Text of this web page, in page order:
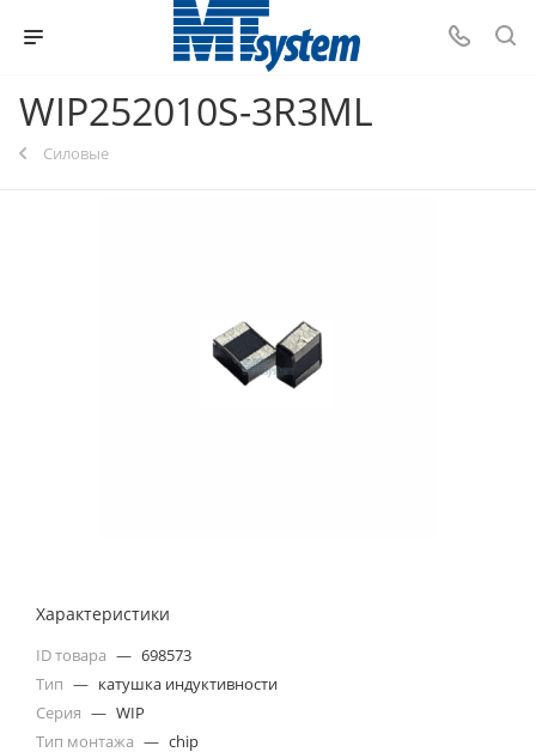
WIP252010S-3R3ML
Силовые
Характеристики
ID товара — 698573
Тип — катушка индуктивности
Серия — WIP
Тип монтажа — chip